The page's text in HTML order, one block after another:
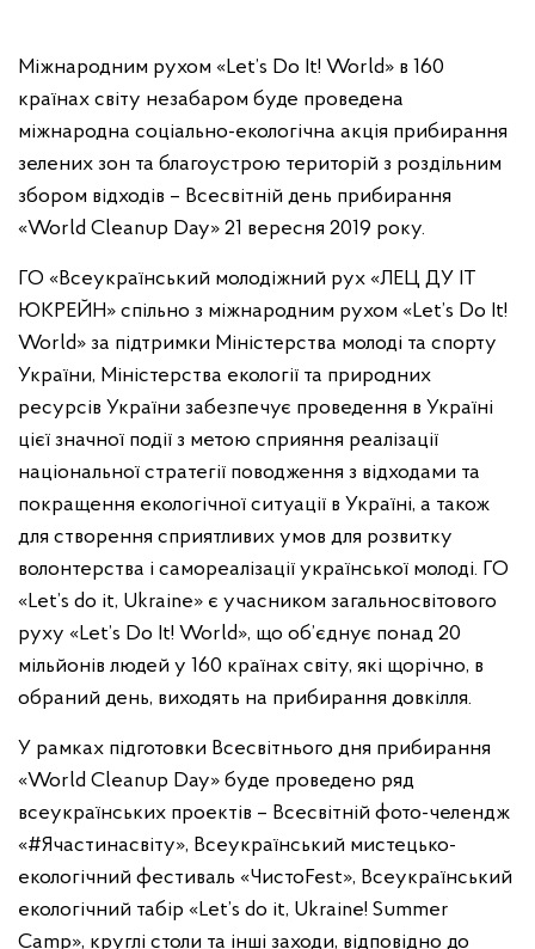
Міжнародним рухом «Let’s Do It! World» в 160
країнах світу незабаром буде проведена
міжнародна соціально-екологічна акція прибирання
зелених зон та благоустрою територій з роздільним
збором відходів – Всесвітній день прибирання
«World Cleanup Day» 21 вересня 2019 року.
ГО «Всеукраїнський молодіжний рух «ЛЕЦ ДУ ІТ
ЮКРЕЙН» спільно з міжнародним рухом «Let’s Do It!
World» за підтримки Міністерства молоді та спорту
України, Міністерства екології та природних
ресурсів України забезпечує проведення в Україні
цієї значної події з метою сприяння реалізації
національної стратегії поводження з відходами та
покращення екологічної ситуації в Україні, а також
для створення сприятливих умов для розвитку
волонтерства і самореалізації української молоді. ГО
«Let’s do it, Ukraine» є учасником загальносвітового
руху «Let’s Do It! World», що об’єднує понад 20
мільйонів людей у 160 країнах світу, які щорічно, в
обраний день, виходять на прибирання довкілля.
У рамках підготовки Всесвітнього дня прибирання
«World Cleanup Day» буде проведено ряд
всеукраїнських проектів – Всесвітній фото-челендж
«#Ячастинасвіту», Всеукраїнський мистецько-
екологічний фестиваль «ЧистоFest», Всеукраїнський
екологічний табір «Let’s do it, Ukraine! Summer
Camp», круглі столи та інші заходи, відповідно до